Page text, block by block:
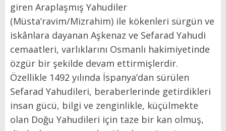
giren Araplaşmış Yahudiler
(Müsta’ravim/Mizrahim) ile kökenleri sürgün ve
iskânlara dayanan Aşkenaz ve Sefarad Yahudi
cemaatleri, varlıklarını Osmanlı hakimiyetinde
özgür bir şekilde devam ettirmişlerdir.
Özellikle 1492 yılında İspanya’dan sürülen
Sefarad Yahudileri, beraberlerinde getirdikleri
insan gücü, bilgi ve zenginlikle, küçülmekte
olan Doğu Yahudileri için taze bir kan olmuş,